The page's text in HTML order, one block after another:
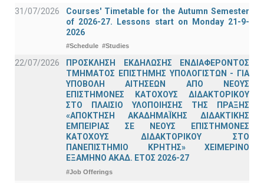
31/07/2026
Courses' Timetable for the Autumn Semester
of 2026-27. Lessons start on Monday 21-9-
2026
#Schedule #Studies
22/07/2026
ΠΡΟΣΚΛΗΣΗ ΕΚΔΗΛΩΣΗΣ ΕΝΔΙΑΦΕΡΟΝΤΟΣ
ΤΜΗΜΑΤΟΣ ΕΠΙΣΤΗΜΗΣ ΥΠΟΛΟΓΙΣΤΩΝ - ΓΙΑ
ΥΠΟΒΟΛΗ ΑΙΤΗΣΕΩΝ ΑΠΟ ΝΕΟΥΣ
ΕΠΙΣΤΗΜΟΝΕΣ ΚΑΤΟΧΟΥΣ ΔΙΔΑΚΤΟΡΙΚΟΥ
ΣΤΟ ΠΛΑΙΣΙΟ ΥΛΟΠΟΙΗΣΗΣ ΤΗΣ ΠΡΑΞΗΣ
«ΑΠΟΚΤΗΣΗ ΑΚΑΔΗΜΑΪΚΗΣ ΔΙΔΑΚΤΙΚΗΣ
ΕΜΠΕΙΡΙΑΣ ΣΕ ΝΕΟΥΣ ΕΠΙΣΤΗΜΟΝΕΣ
ΚΑΤΟΧΟΥΣ ΔΙΔΑΚΤΟΡΙΚΟΥ ΣΤΟ
ΠΑΝΕΠΙΣΤΗΜΙΟ ΚΡΗΤΗΣ» ΧΕΙΜΕΡΙΝΟ
ΕΞΑΜΗΝΟ ΑΚΑΔ. ΕΤΟΣ 2026-27
#Job Offerings